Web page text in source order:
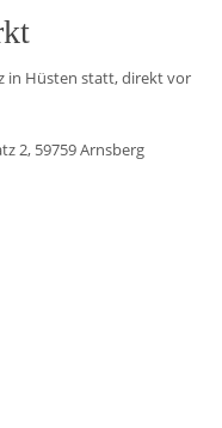
in Hüsten statt, direkt vor
2, 59759 Arnsberg